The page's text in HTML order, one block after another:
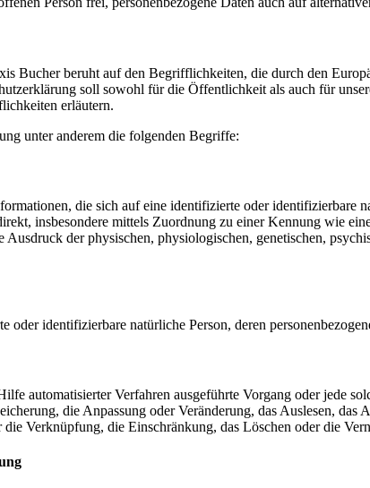
Bucher beruht auf den Begrifflichkeiten, die durch den
soll sowohl für die Öffentlichkeit als auch für
erläutern.
unter anderem die folgenden Begriffe:
die sich auf eine identifizierte oder
insbesondere mittels Zuordnung zu einer Kennung wie
Ausdruck der physischen, physiologischen, genetischen,
oder identifizierbare natürliche Person, deren
automatisierter Verfahren ausgeführte Vorgang oder jede
die Anpassung oder Veränderung, das Auslesen,
Verknüpfung, die Einschränkung, das Löschen oder die